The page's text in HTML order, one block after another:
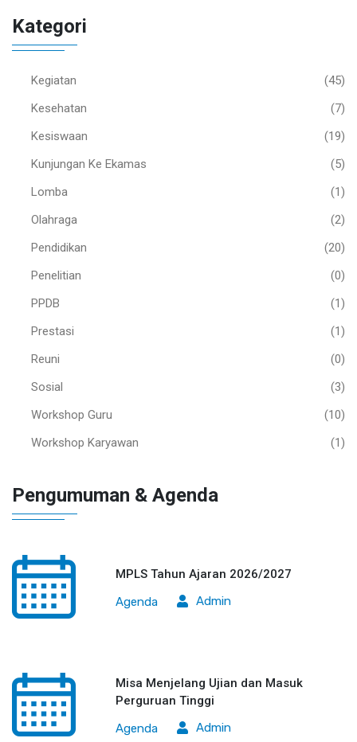
Kategori
Kegiatan
(45)
Kesehatan
(7)
Kesiswaan
(19)
Kunjungan Ke Ekamas
(5)
Lomba
(1)
Olahraga
(2)
Pendidikan
(20)
Penelitian
(0)
PPDB
(1)
Prestasi
(1)
Reuni
(0)
Sosial
(3)
Workshop Guru
(10)
Workshop Karyawan
(1)
Pengumuman & Agenda
MPLS Tahun Ajaran 2026/2027
Agenda
Admin
Misa Menjelang Ujian dan Masuk
Perguruan Tinggi
Agenda
Admin